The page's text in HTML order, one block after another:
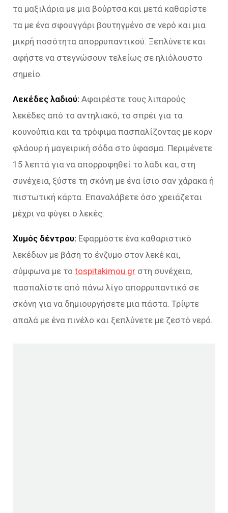
τα μαξιλάρια με μια βούρτσα και μετά καθαρίστε
τα με ένα σφουγγάρι βουτηγμένο σε νερό και μια
μικρή ποσότητα απορρυπαντικού. Ξεπλύνετε και
αφήστε να στεγνώσουν τελείως σε ηλιόλουστο
σημείο.
Λεκέδες λαδιού: Αφαιρέστε τους λιπαρούς
λεκέδες από το αντηλιακό, το σπρέι για τα
κουνούπια και τα τρόφιμα πασπαλίζοντας με κορν
φλάουρ ή μαγειρική σόδα στο ύφασμα. Περιμένετε
15 λεπτά για να απορροφηθεί το λάδι και, στη
συνέχεια, ξύστε τη σκόνη με ένα ίσιο σαν χάρακα ή
πιστωτική κάρτα. Επαναλάβετε όσο χρειάζεται
μέχρι να φύγει ο λεκές.
Χυμός δέντρου: Εφαρμόστε ένα καθαριστικό
λεκέδων με βάση το ένζυμο στον λεκέ και,
σύμφωνα με το tospitakimou.gr στη συνέχεια,
πασπαλίστε από πάνω λίγο απορρυπαντικό σε
σκόνη για να δημιουργήσετε μια πάστα. Τρίψτε
απαλά με ένα πινέλο και ξεπλύνετε με ζεστό νερό.